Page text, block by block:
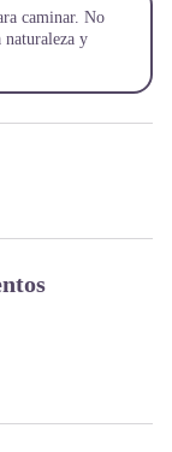
caminar. No
naturaleza y